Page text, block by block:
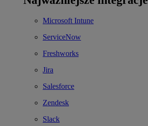
Microsoft Intune
ServiceNow
Freshworks
Jira
Salesforce
Zendesk
Slack